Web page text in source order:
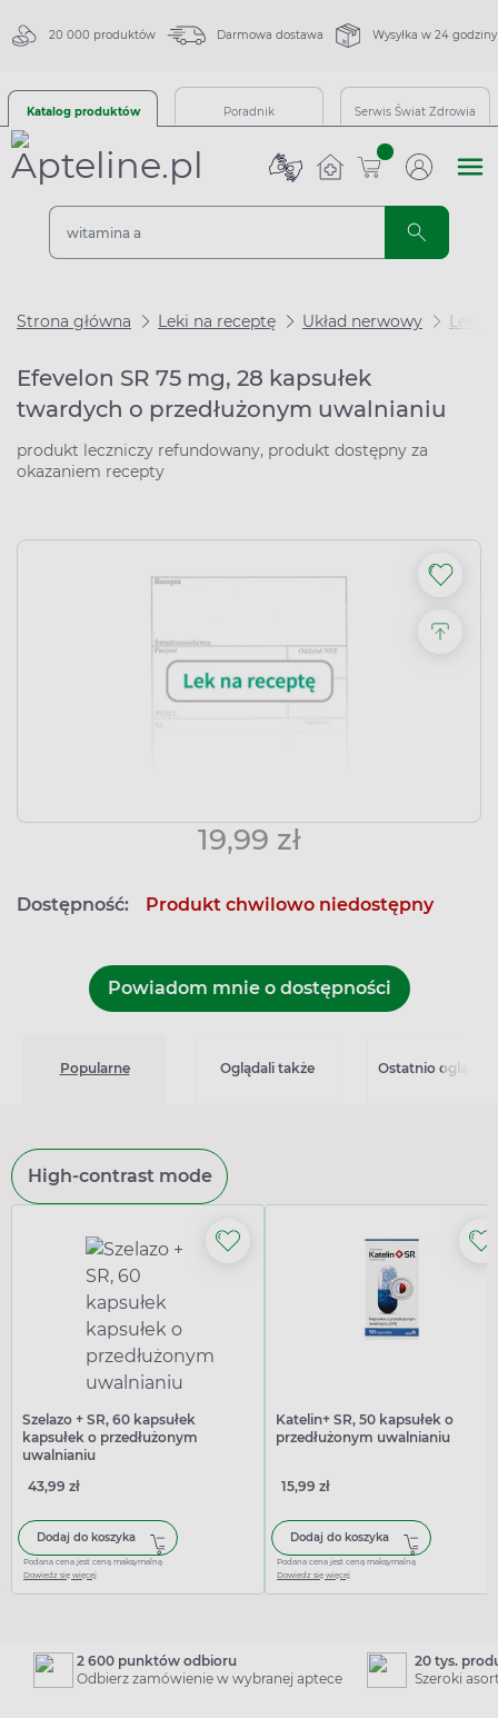
20 000 produktów Darmowa dostawa Wysyłka w 24 godziny
Katalog produktów Poradnik Serwis Świat Zdrowia
sztuk
Strona główna Leki na receptę Układ nerwowy Leki
Efevelon SR 75 mg, 28 kapsułek
twardych o przedłużonym uwalnianiu
produkt leczniczy refundowany, produkt dostępny za
okazaniem recepty
19,99 zł
Dostępność: Produkt chwilowo niedostępny
Powiadom mnie o dostępności
Popularne Oglądali także Ostatnio
High-contrast mode
Szelazo + SR, 60 kapsułek
kapsułek o przedłużonym
uwalnianiu
43,99 zł
Dodaj do koszyka
Podana cena jest ceną maksymalną
Dowiedz się więcej
Katelin+ SR, 50 kapsułek o
przedłużonym uwalnianiu
15,99 zł
Dodaj do koszyka
Podana cena jest ceną maksymalną
Dowiedz się więcej
2 600 punktów odbioru
Odbierz zamówienie w wybranej aptece
20 tys.
Szeroki